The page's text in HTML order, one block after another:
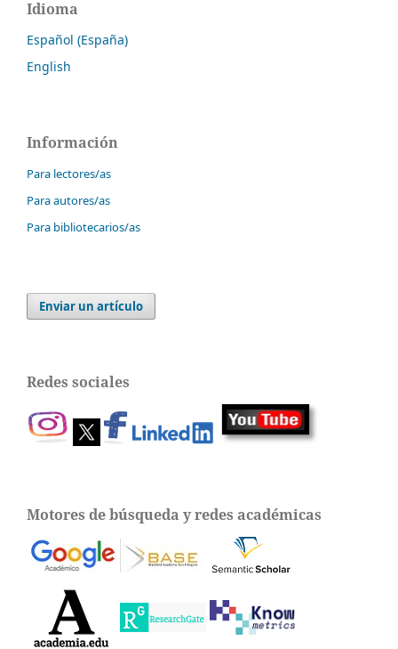
Idioma
Español (España)
English
Información
Para lectores/as
Para autores/as
Para bibliotecarios/as
Enviar un artículo
Redes sociales
Motores de búsqueda y redes académicas